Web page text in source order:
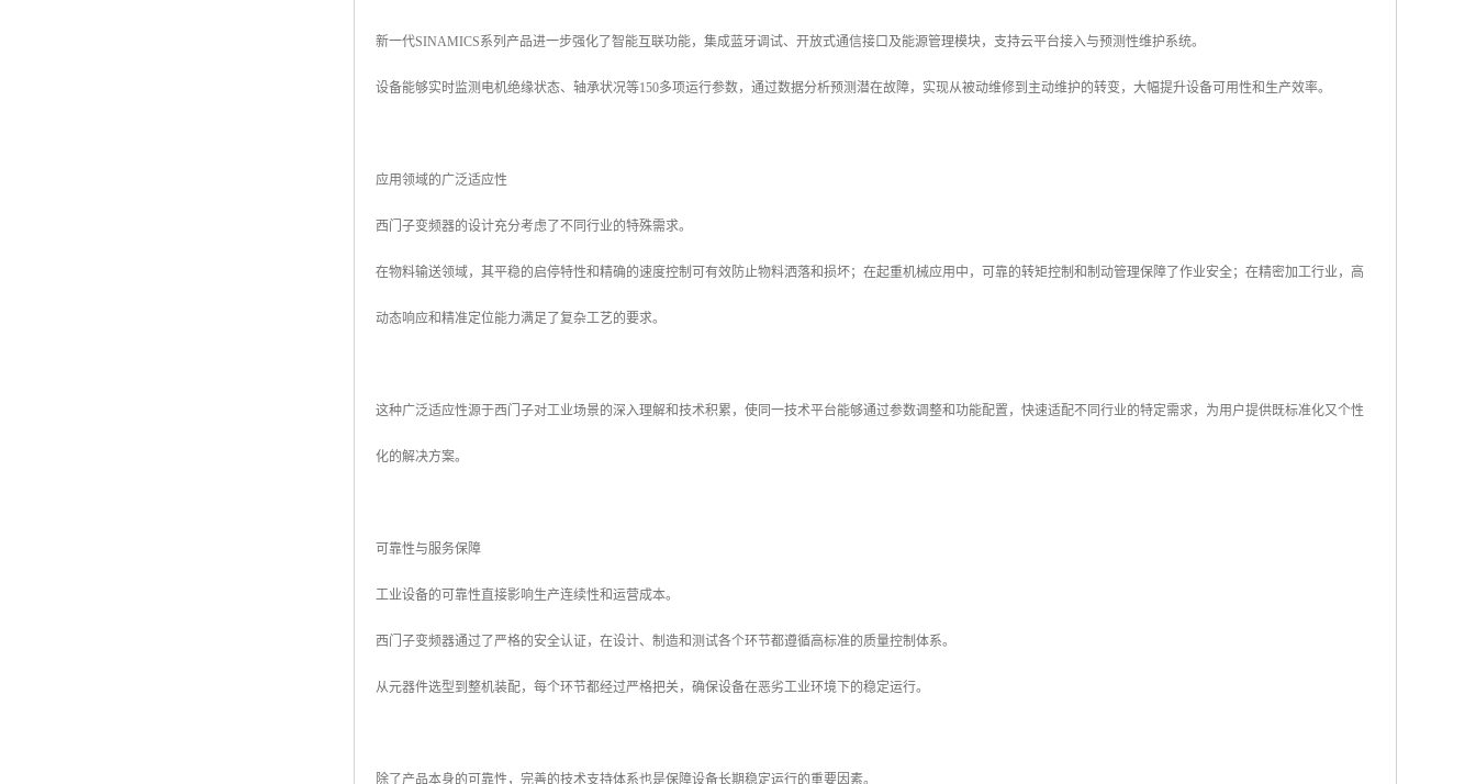
新一代SINAMICS系列产品进一步强化了智能互联功能，集成蓝牙调试、开放式通信接口及能源管理模块，支持云平台接入与预测性维护系统。
设备能够实时监测电机绝缘状态、轴承状况等150多项运行参数，通过数据分析预测潜在故障，实现从被动维修到主动维护的转变，大幅提升设备可用性和生产效率。
应用领域的广泛适应性
西门子变频器的设计充分考虑了不同行业的特殊需求。
在物料输送领域，其平稳的启停特性和精确的速度控制可有效防止物料洒落和损坏；在起重机械应用中，可靠的转矩控制和制动管理保障了作业安全；在精密加工行业，高
动态响应和精准定位能力满足了复杂工艺的要求。
这种广泛适应性源于西门子对工业场景的深入理解和技术积累，使同一技术平台能够通过参数调整和功能配置，快速适配不同行业的特定需求，为用户提供既标准化又个性
化的解决方案。
可靠性与服务保障
工业设备的可靠性直接影响生产连续性和运营成本。
西门子变频器通过了严格的安全认证，在设计、制造和测试各个环节都遵循高标准的质量控制体系。
从元器件选型到整机装配，每个环节都经过严格把关，确保设备在恶劣工业环境下的稳定运行。
除了产品本身的可靠性，完善的技术支持体系也是保障设备长期稳定运行的重要因素。